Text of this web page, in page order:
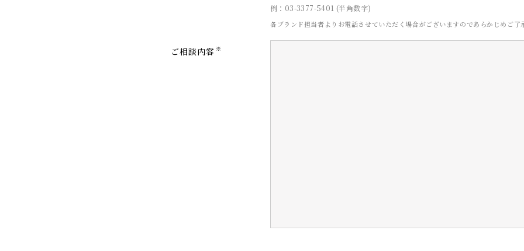
お問い合わせ
例：03-3377-5401 (半角数字)
各ブランド担当者よりお電話させていただく場合がございますのであらかじめご了
ご相談内容 ※